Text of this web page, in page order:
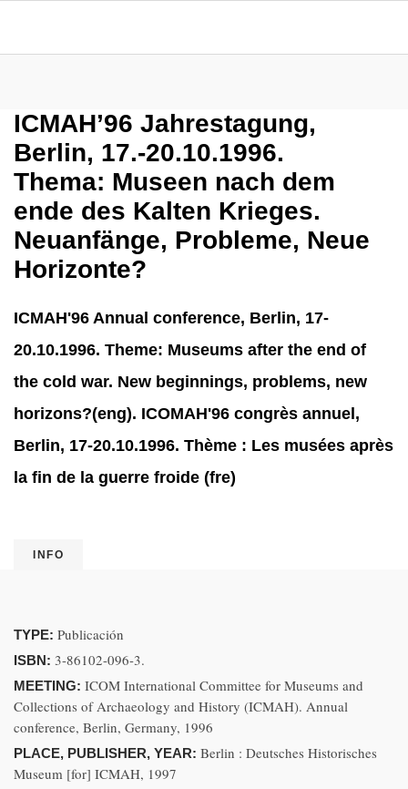
ICMAH’96 Jahrestagung,
Berlin, 17.-20.10.1996.
Thema: Museen nach dem
ende des Kalten Krieges.
Neuanfänge, Probleme, Neue
Horizonte?
ICMAH'96 Annual conference, Berlin, 17-
20.10.1996. Theme: Museums after the end of
the cold war. New beginnings, problems, new
horizons?(eng). ICOMAH'96 congrès annuel,
Berlin, 17-20.10.1996. Thème : Les musées après
la fin de la guerre froide (fre)
INFO
TYPE: Publicación
ISBN: 3-86102-096-3.
MEETING: ICOM International Committee for Museums and
Collections of Archaeology and History (ICMAH). Annual
conference, Berlin, Germany, 1996
PLACE, PUBLISHER, YEAR: Berlin : Deutsches Historisches
Museum [for] ICMAH, 1997